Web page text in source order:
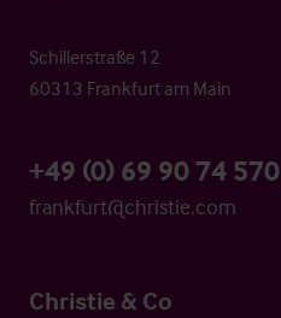
Schillerstraße 12
60313 Frankfurt am Main
+49 (0) 69 90 74 570
frankfurt@christie.com
Christie & Co